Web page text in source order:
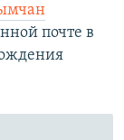
почте в